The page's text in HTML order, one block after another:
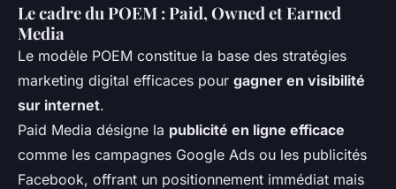
Le cadre du POEM : Paid, Owned et Earned
Media
Le modèle POEM constitue la base des stratégies
marketing digital efficaces pour gagner en visibilité
sur internet.
Paid Media désigne la publicité en ligne efficace
comme les campagnes Google Ads ou les publicités
Facebook, offrant un positionnement immédiat mais